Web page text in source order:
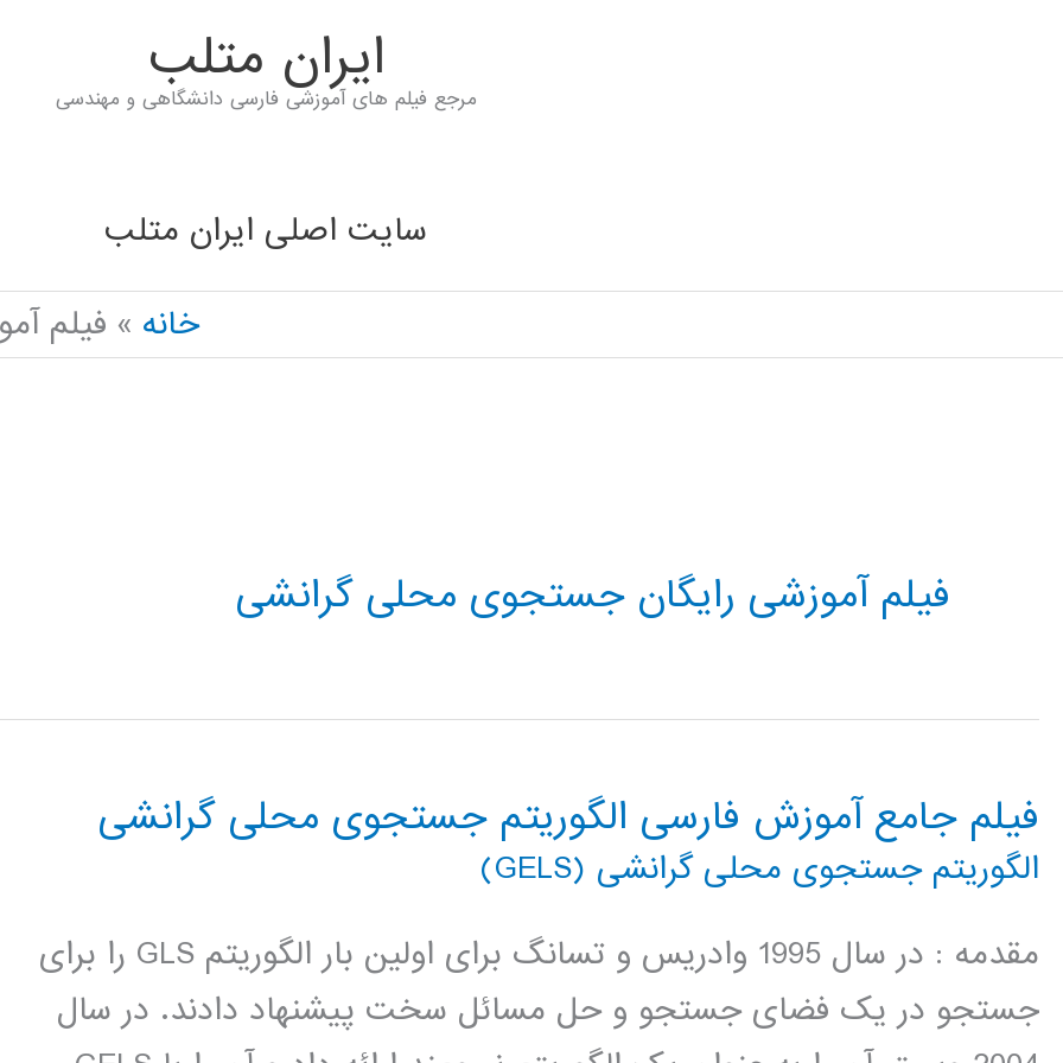
ايران متلب
مرجع فیلم های آموزشی فارسی دانشگاهی و مهندسی
سایت اصلی ایران متلب
خانه
فیلم
فیلم آموزشی رایگان جستجوی محلی گرانشی
فیلم جامع آموزش فارسی الگوریتم جستجوی محلی گرانشی
الگوریتم جستجوی محلی گرانشی (GELS)
مقدمه : در سال 1995 وادریس و تسانگ برای اولین بار الگوریتم GLS را برای
جستجو در یک فضای جستجو و حل مسائل سخت پیشنهاد دادند. در سال